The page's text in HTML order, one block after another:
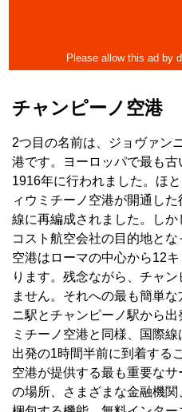
チャンピーノ空港
2つ目の名前は、ジョヴァン
港です。ヨーロッパで最も
1916年に行われました。ほ
ィウミチーノ空港が開通し
線に再編成されました。し
コスト航空会社の目的地とな
空港はローマの中心から12
ります。残念ながら、チャ
ません。それへの最も簡単
ニ駅とチャンピーノ駅から
ミチーノ空港と同様、国際
出発の1時間半前に到着する
空港が提供する最も重要な
の場所、さまざまな金融機